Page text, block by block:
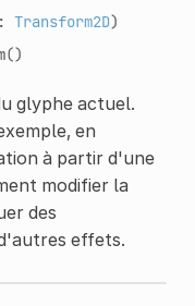
Transform2D)
()
glyphe actuel.
en
à partir d'une
modifier la
des
effets.